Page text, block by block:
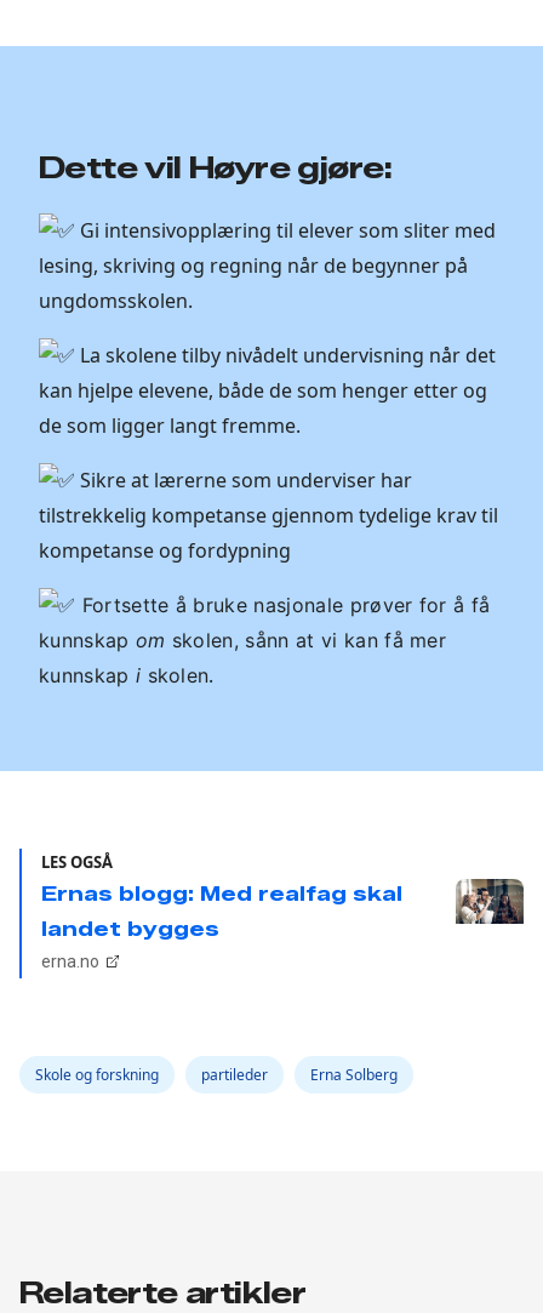
Dette vil Høyre gjøre:
Gi intensivopplæring til elever som sliter med
lesing, skriving og regning når de begynner på
ungdomsskolen.
La skolene tilby nivådelt undervisning når det
kan hjelpe elevene, både de som henger etter og
de som ligger langt fremme.
Sikre at lærerne som underviser har
tilstrekkelig kompetanse gjennom tydelige krav til
kompetanse og fordypning
Fortsette å bruke nasjonale prøver for å få
kunnskap om skolen, sånn at vi kan få mer
kunnskap i skolen.
LES OGSÅ
Ernas blogg: Med realfag skal
landet bygges
erna.no
Skole og forskning partileder Erna Solberg
Relaterte artikler